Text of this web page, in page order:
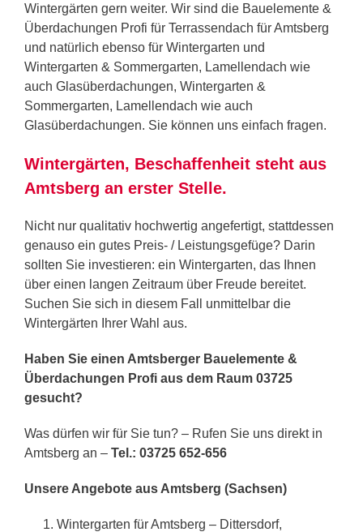
Wintergärten gern weiter. Wir sind die Bauelemente &
Überdachungen Profi für Terrassendach für Amtsberg
und natürlich ebenso für Wintergarten und
Wintergarten & Sommergarten, Lamellendach wie
auch Glasüberdachungen, Wintergarten &
Sommergarten, Lamellendach wie auch
Glasüberdachungen. Sie können uns einfach fragen.
Wintergärten, Beschaffenheit steht aus
Amtsberg an erster Stelle.
Nicht nur qualitativ hochwertig angefertigt, stattdessen
genauso ein gutes Preis- / Leistungsgefüge? Darin
sollten Sie investieren: ein Wintergarten, das Ihnen
über einen langen Zeitraum über Freude bereitet.
Suchen Sie sich in diesem Fall unmittelbar die
Wintergärten Ihrer Wahl aus.
Haben Sie einen Amtsberger Bauelemente &
Überdachungen Profi aus dem Raum 03725
gesucht?
Was dürfen wir für Sie tun? – Rufen Sie uns direkt in
Amtsberg an – Tel.: 03725 652-656
Unsere Angebote aus Amtsberg (Sachsen)
Wintergarten für Amtsberg – Dittersdorf,